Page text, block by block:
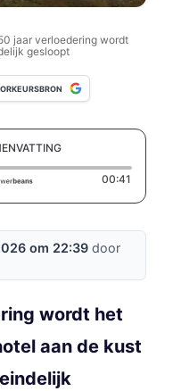
jaar verloedering wordt
gesloopt
00:41
om 22:39 door
wordt het
aan de kust